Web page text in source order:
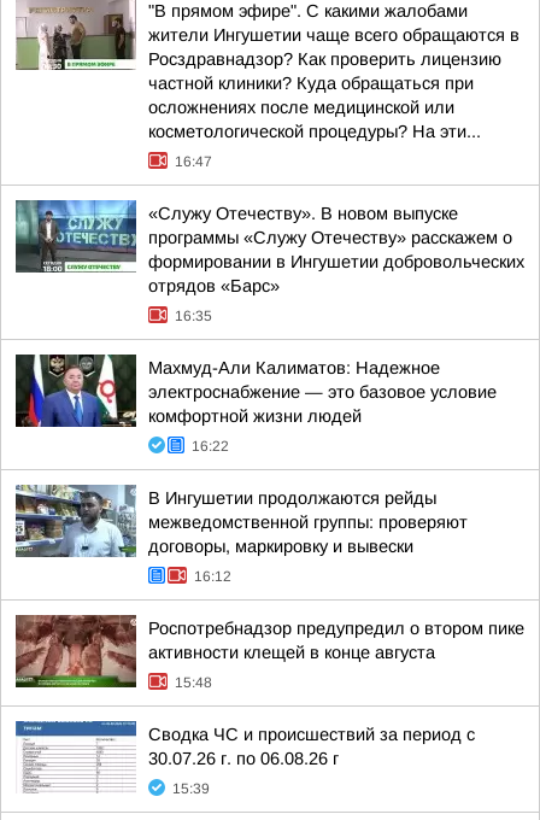
"В прямом эфире". С какими жалобами
жители Ингушетии чаще всего обращаются в
Росздравнадзор? Как проверить лицензию
частной клиники? Куда обращаться при
осложнениях после медицинской или
косметологической процедуры? На эти...
16:47
«Служу Отечеству». В новом выпуске
программы «Служу Отечеству» расскажем о
формировании в Ингушетии добровольческих
отрядов «Барс»
16:35
Махмуд-Али Калиматов: Надежное
электроснабжение — это базовое условие
комфортной жизни людей
16:22
В Ингушетии продолжаются рейды
межведомственной группы: проверяют
договоры, маркировку и вывески
16:12
Роспотребнадзор предупредил о втором пике
активности клещей в конце августа
15:48
Сводка ЧС и происшествий за период с
30.07.26 г. по 06.08.26 г
15:39